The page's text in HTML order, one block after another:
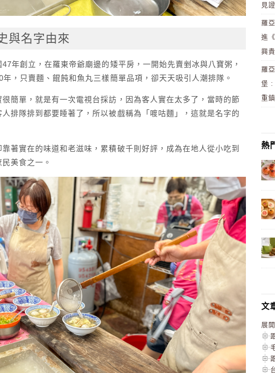
與名字由來
年創立，在羅東帝爺廟邊的矮平房，一開始先賣剉冰與八寶粥，
，只賣麵、餛飩和魚丸三樣簡單品項，卻天天吸引人潮排隊。
簡單，就是有一次電視台採訪，因為客人實在太多了，當時的節
排隊排到都要睡著了，所以被戲稱為「喥咕麵」，這就是名字的
著實在的味道和老滋味，累積破千則好評，成為在地人從小吃到
美食之一。
見
羅
進
興
羅
堡 :
重鎮
熱
文
展